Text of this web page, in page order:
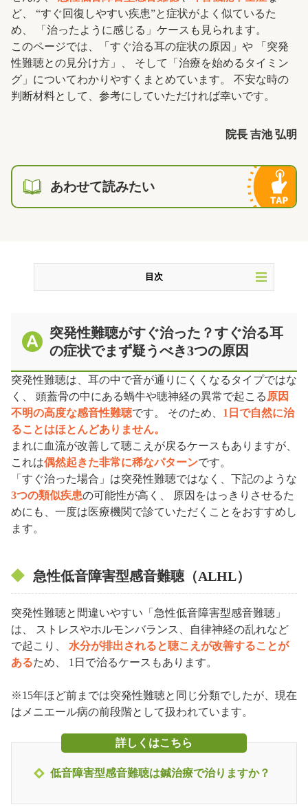
ど、 “すぐ回復しやすい疾患”と症状がよく似ているた
め、 「治ったように感じる」ケースも見られます。
このページでは、「すぐ治る耳の症状の原因」や 「突発
性難聴との見分け方」、 そして「治療を始めるタイミン
グ」についてわかりやすくまとめています。 不安な時の
判断材料として、参考にしていただければ幸いです。
院長 吉池 弘明
あわせて読みたい
目次
うべき3つの原因
突発性難聴との違い
症状別：病院に行くべきタイミング
突発性難聴の治療期間は 症状によってさまざま
突発性難聴の安静期間の過ごし方
突発性難聴の再発に警戒
ステロイドで改善しなかった方へ
当院の検査と鍼治療について
突発性難聴がすぐ治った？すぐ治る耳
の症状でまず疑うべき3つの原因
突発性難聴は、耳の中で音が通りにくくなるタイプではな
く、 頭蓋骨の中にある蝸牛や聴神経の異常で起こる原因
不明の高度な感音性難聴です。 そのため、 1日で自然に治
ることはほとんどありません。
まれに血流が改善して聴こえが戻るケースもありますが、
これは偶然起きた非常に稀なパターンです。
「すぐ治った場合」は突発性難聴ではなく、下記のような
3つの類似疾患の可能性が高く、 原因をはっきりさせるた
めにも、一度は医療機関で診ていただくことをおすすめし
ます。
急性低音障害型感音難聴（ALHL）
突発性難聴と間違いやすい「急性低音障害型感音難聴」
は、 ストレスやホルモンバランス、自律神経の乱れなど
で起こり、 水分が排出されると聴こえが改善することが
あるため、 1日で治るケースもあります。
※15年ほど前までは突発性難聴と同じ分類でしたが、現在
はメニエール病の前段階として扱われています。
詳しくはこちら
低音障害型感音難聴は鍼治療で治りますか？